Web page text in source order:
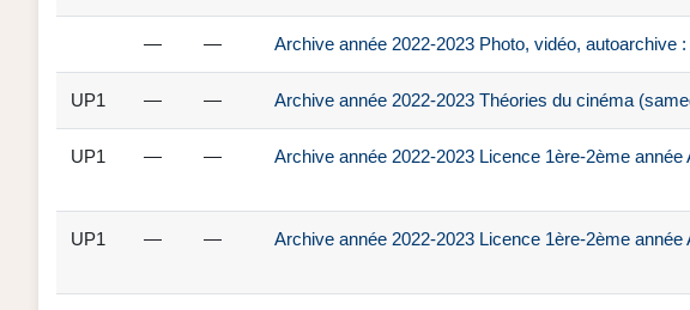
— — Archive année 2022-2023 Photo, vidéo, autoarchive
UP1 — — Archive année 2022-2023 Théories du cinéma
UP1 — — Archive année 2022-2023 Licence 1ère-2ème année
UP1 — — Archive année 2022-2023 Licence 1ère-2ème